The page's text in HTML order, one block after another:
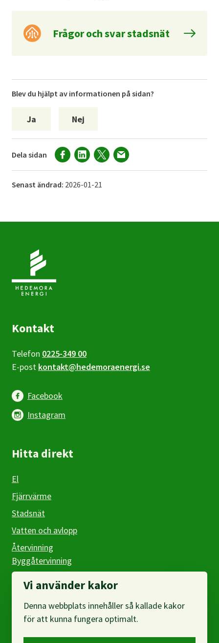
Frågor och svar stadsnät
Blev du hjälpt av informationen på sidan?
Ja Nej
Dela sidan
Senast ändrad: 2026-01-21
Kontakt
Telefon 0225-349 00
E-post kontakt@hedemoraenergi.se
Facebook
Instagram
Hitta direkt
El
Fjärrvärme
Stadsnät
Vatten och avlopp
Återvinning
Byggåtervinning
Företag
Om webbplatsen
Vi använder kakor
Denna webbplats innehåller så kallade kakor
för att kunna fungera optimalt.